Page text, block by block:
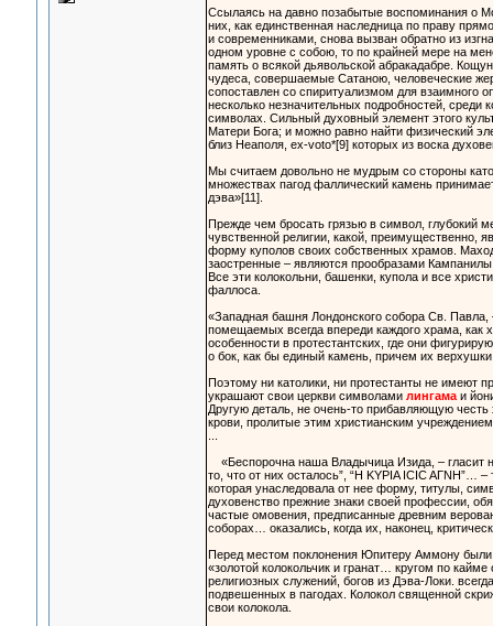
Ссылаясь на давно позабытые воспоминания о
них, как единственная наследница по праву
и современниками, снова вызван обратно из
одном уровне с собою, то по крайней мере на
память о всякой дьявольской абракадабре.
чудеса, совершаемые Сатаною, человеческие
сопоставлен со спиритуализмом для взаимного
несколько незначительных подробностей, среди
символах. Сильный духовный элемент этого
Матери Бога; и можно равно найти физический
близ Неаполя, ex-voto*[9] которых из воска
Мы считаем довольно не мудрым со стороны
множествах пагод фаллический камень
дэва»[11].
Прежде чем бросать грязью в символ, глубокий
чувственной религии, какой, преимущественно,
форму куполов своих собственных храмов.
заостренные – являются прообразами
Все эти колокольни, башенки, купола и все
фаллоса.
«Западная башня Лондонского собора Св. Павла,
помещаемых всегда впереди каждого храма, как
особенности в протестантских, где они
о бок, как бы единый камень, причем их
Поэтому ни католики, ни протестанты не имеют
украшают свои церкви символами лингамаи
Другую деталь, не очень-то прибавляющую
крови, пролитые этим христианским
«Беспорочна наша Владычица Изида, – гласит
то, что от них осталось”, “H KYPIA ICIC
которая унаследовала от нее форму, титулы,
духовенство прежние знаки своей профессии,
частые омовения, предписанные древним
соборах… оказались, когда их, наконец,
Перед местом поклонения Юпитеру Аммону были
«золотой колокольчик и гранат… кругом по
религиозных служений, богов из Дэва-Локи.
подвешенных в пагодах. Колокол священной
свои колокола.